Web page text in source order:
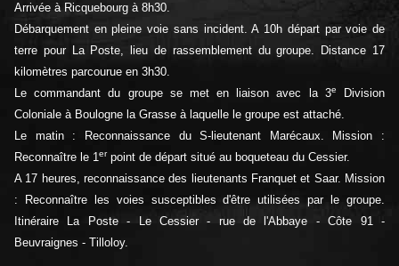
Arrivée à Ricquebourg à 8h30.
Débarquement en pleine voie sans incident. A 10h départ par voie de
terre pour La Poste, lieu de rassemblement du groupe. Distance 17
kilomètres parcourue en 3h30.
Le commandant du groupe se met en liaison avec la 3e
Division
Coloniale à Boulogne la Grasse à laquelle le groupe est attaché.
Le matin : Reconnaissance du S-lieutenant Marécaux. Mission :
Reconnaître le 1erpoint de départ situé au boqueteau du Cessier.
A 17 heures, reconnaissance des lieutenants Franquet et Saar. Mission
: Reconnaître les voies susceptibles d'être utilisées par le groupe.
Itinéraire La Poste - Le Cessier - rue de l'Abbaye - Côte 91 -
Beuvraignes - Tilloloy.